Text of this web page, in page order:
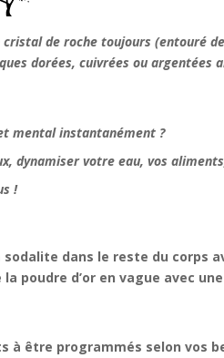
de roche toujours (entouré
dorées, cuivrées ou argentées
mental instantanément ?
dynamiser votre eau, vos
!
dans le reste du corps
poudre d’or en vague avec
à être programmés selon vos